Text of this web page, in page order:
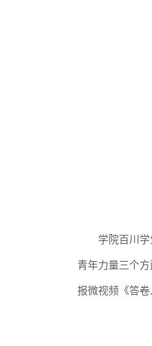
学院百川
青年力量三个
报微视频《答卷